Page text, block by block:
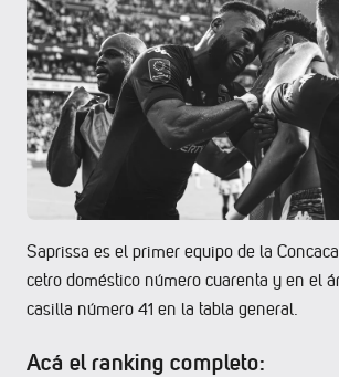
Saprissa es el primer equipo de la
cetro doméstico número cuarenta y en el
casilla número 41 en la tabla general.
Acá el ranking completo: